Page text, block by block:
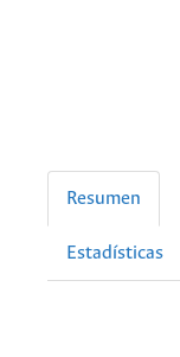
Resumen
Estadísticas